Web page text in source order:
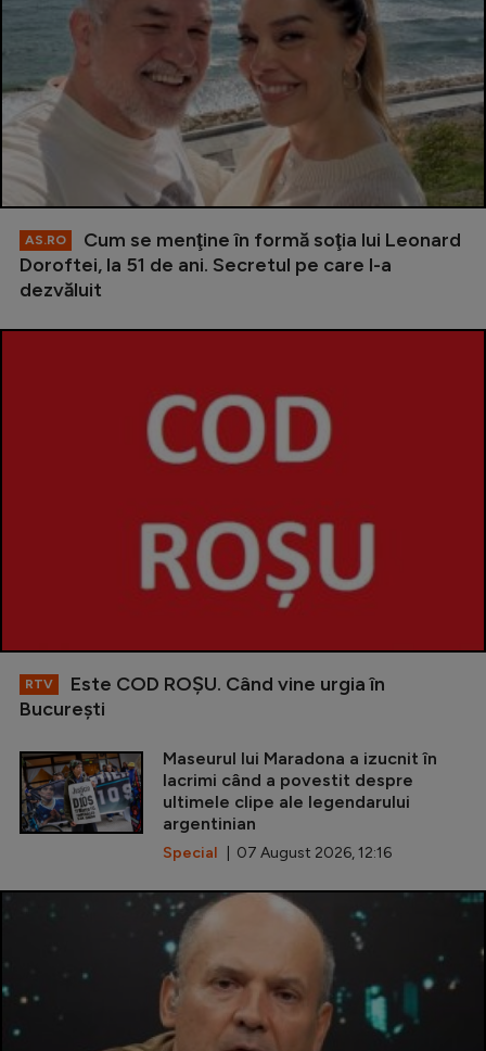
AS.RO
Cum se menţine în formă soţia lui Leonard
Doroftei, la 51 de ani. Secretul pe care l-a
dezvăluit
RTV
Este COD ROŞU. Când vine urgia în
Bucureşti
Maseurul lui Maradona a izucnit în
lacrimi când a povestit despre
ultimele clipe ale legendarului
argentinian
Special | 07 August 2026, 12:16